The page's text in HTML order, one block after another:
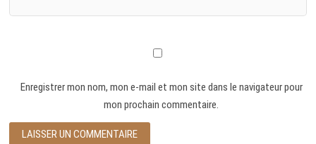
Enregistrer mon nom, mon e-mail et mon site dans le navigateur pour
mon prochain commentaire.